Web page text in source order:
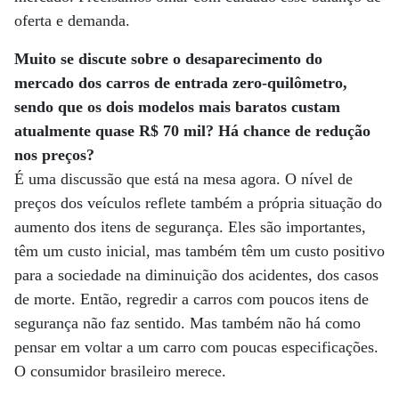
oferta e demanda.
Muito se discute sobre o desaparecimento do
mercado dos carros de entrada zero-quilômetro,
sendo que os dois modelos mais baratos custam
atualmente quase R$ 70 mil? Há chance de redução
nos preços?
É uma discussão que está na mesa agora. O nível de
preços dos veículos reflete também a própria situação do
aumento dos itens de segurança. Eles são importantes,
têm um custo inicial, mas também têm um custo positivo
para a sociedade na diminuição dos acidentes, dos casos
de morte. Então, regredir a carros com poucos itens de
segurança não faz sentido. Mas também não há como
pensar em voltar a um carro com poucas especificações.
O consumidor brasileiro merece.